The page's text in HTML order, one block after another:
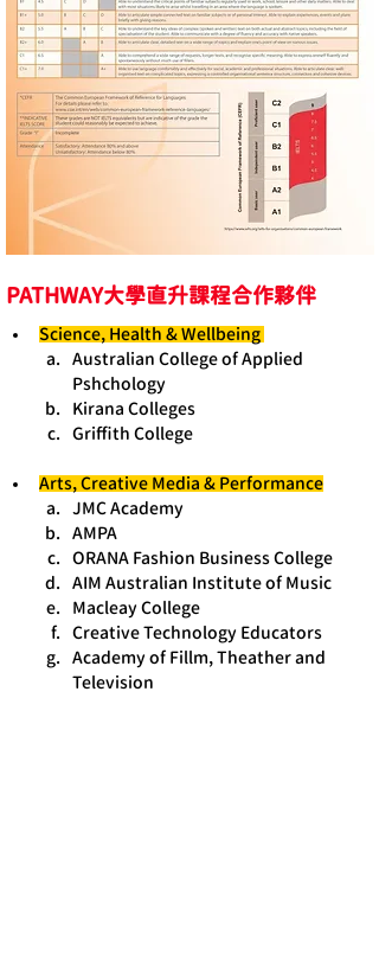
PATHWAY大學直升課程合作夥伴
Science, Health & Wellbeing
Australian College of Applied
Pshchology
Kirana Colleges
Griffith College
Arts, Creative Media & Performance
JMC Academy
AMPA
ORANA Fashion Business College
AIM Australian Institute of Music
Macleay College
Creative Technology Educators
Academy of Fillm, Theather and
Television